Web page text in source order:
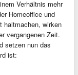
Verhältnis mehr
Homeoffice und
haltmachen, wirken
vergangenen Zeit.
setzen nun das
ist: